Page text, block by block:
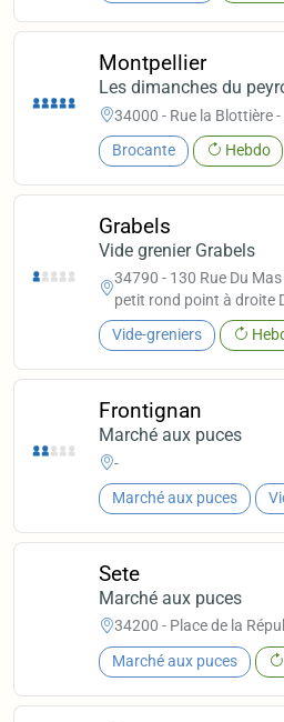
Montpellier
Les dimanches du
34000 - Rue la Blottière
Brocante Hebdo
Grabels
Vide grenier Grabels
34790 - 130 Rue Du
petit rond point à droite
Vide-greniers
Frontignan
Marché aux puces
-
Marché aux puces
Sete
Marché aux puces
34200 - Place de la
Marché aux puces